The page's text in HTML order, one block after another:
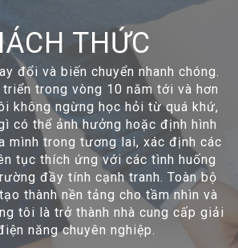
THỨC
đổi và biến chuyển nhanh chóng.
trong vòng 10 năm tới và hơn
không ngừng học hỏi từ quá khứ,
có thể ảnh hưởng hoặc định hình
mình trong tương lai, xác định các
tục thích ứng với các tình huống
đầy tính cạnh tranh. Toàn bộ
thành nền tảng cho tầm nhìn và
tôi là trở thành nhà cung cấp giải
năng chuyên nghiệp.